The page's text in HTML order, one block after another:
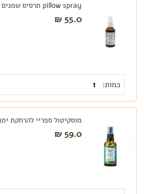
pillow spray תרסיס שמנים לפני שינה
55.0 ₪
כמות:
מוסקיטול ספריי להרחקת
59.0 ₪